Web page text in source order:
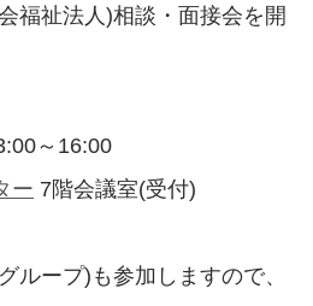
福祉法人)相談・面接会を開
～16:00
ー 7階会議室(受付)
ループ)も参加しますので、